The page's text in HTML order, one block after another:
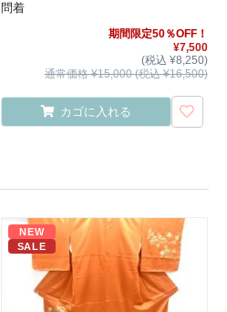
問着
期間限定50％OFF！
¥7,500
(税込 ¥8,250)
通常価格 ¥15,000 (税込 ¥16,500)
カゴに入れる
NEW
SALE